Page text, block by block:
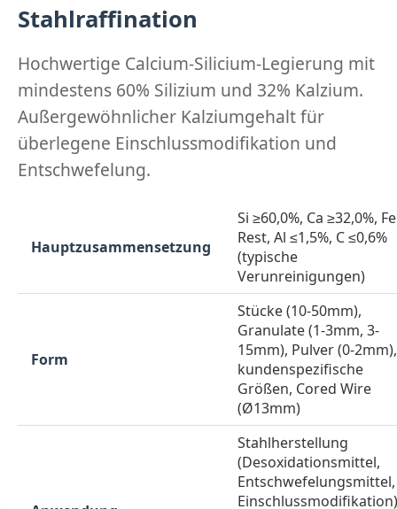
Stahlraffination
Hochwertige Calcium-Silicium-Legierung mit
mindestens 60% Silizium und 32% Kalzium.
Außergewöhnlicher Kalziumgehalt für
überlegene Einschlussmodifikation und
Entschwefelung.
Hauptzusammensetzung
Si ≥60,0%, Ca ≥32,0%, Fe
Rest, Al ≤1,5%, C ≤0,6%
(typische
Verunreinigungen)
Form
Stücke (10-50mm),
Granulate (1-3mm, 3-
15mm), Pulver (0-2mm),
kundenspezifische
Größen, Cored Wire
(Ø13mm)
Stahlherstellung
(Desoxidationsmittel,
Entschwefelungsmittel,